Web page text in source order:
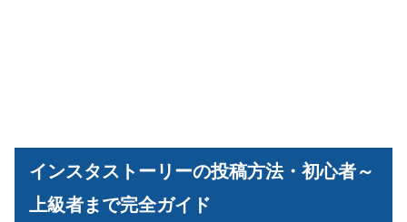
インスタストーリーの投稿方法・初心者～
上級者まで完全ガイド